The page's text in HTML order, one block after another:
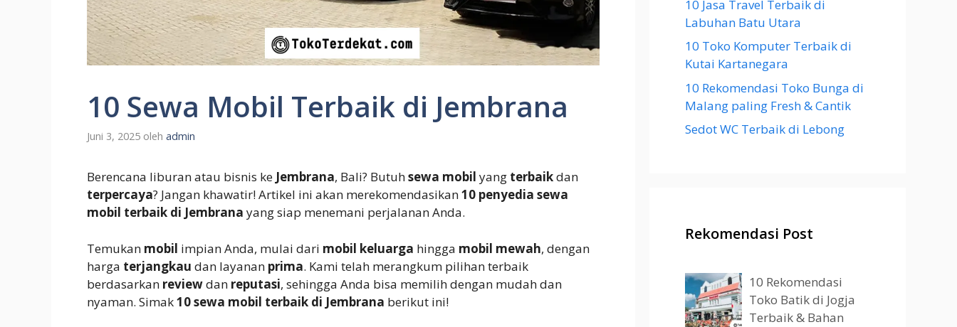
10 Sewa Mobil Terbaik di Jembrana
Juni 3, 2025 oleh admin
Berencana liburan atau bisnis ke Jembrana, Bali? Butuhsewa mobil yang terbaikdan
terpercaya? Jangan khawatir! Artikel ini akan merekomendasikan10 penyedia sewa
mobil terbaik di Jembrana yang siap menemani perjalanan Anda.
Temukan mobil impian Anda, mulai dari mobil keluarga hingga mobil mewah, dengan
harga terjangkau dan layanan prima. Kami telah merangkum pilihan terbaik
berdasarkan reviewdan reputasi, sehingga Anda bisa memilih dengan mudah dan
nyaman. Simak10 sewa mobil terbaik di Jembrana berikut ini!
10 Jasa Travel Terbaik di
Labuhan Batu Utara
10 Toko Komputer Terbaik di
Kutai Kartanegara
10 Rekomendasi Toko Bunga di
Malang paling Fresh & Cantik
Sedot WC Terbaik di Lebong
Rekomendasi Post
10 Rekomendasi
Toko Batik di Jogja
Terbaik & Bahan